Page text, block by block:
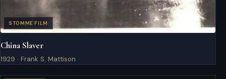
STOMME FILM
China Slaver
1929 · Frank S. Mattison